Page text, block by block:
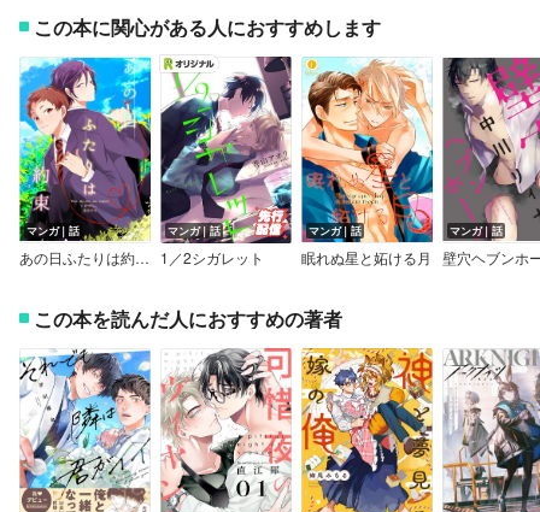
この本に関心がある人におすすめします
マンガ｜話
あの日ふたりは約束を
マンガ｜話
1／2シガレット
マンガ｜話
眠れぬ星と妬ける月
マンガ｜話
この本を読んだ人におすすめの著者